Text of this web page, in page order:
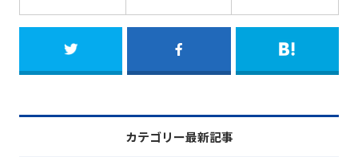
カテゴリー最新記事